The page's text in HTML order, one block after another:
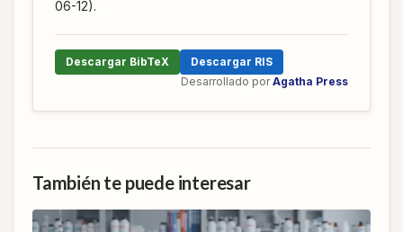
06-12).
Descargar BibTeX
Descargar RIS
Desarrollado por Agatha Press
También te puede interesar